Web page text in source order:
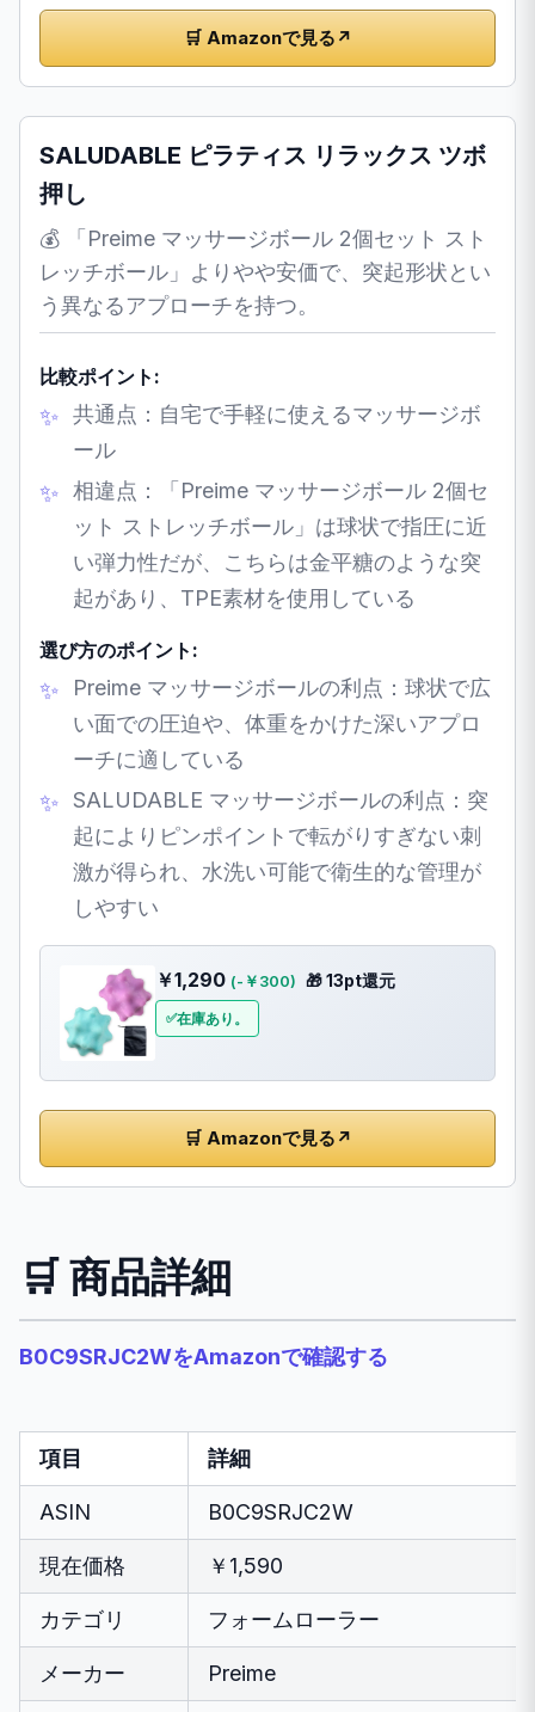
🛒 Amazonで見る ↗
SALUDABLE ピラティス リラックス ツボ
押し
💰 「Preime マッサージボール 2個セット スト
レッチボール」よりやや安価で、突起形状とい
う異なるアプローチを持つ。
比較ポイント:
共通点：自宅で手軽に使えるマッサージボ
ール
相違点：「Preime マッサージボール 2個セ
ット ストレッチボール」は球状で指圧に近
い弾力性だが、こちらは金平糖のような突
起があり、TPE素材を使用している
選び方のポイント:
Preime マッサージボールの利点：球状で広
い面での圧迫や、体重をかけた深いアプロ
ーチに適している
SALUDABLE マッサージボールの利点：突
起によりピンポイントで転がりすぎない刺
激が得られ、水洗い可能で衛生的な管理が
しやすい
￥1,290 (-￥300) 🎁 13pt還元
在庫あり。
🛒 Amazonで見る ↗
🛒 商品詳細
B0C9SRJC2WをAmazonで確認する
項目 詳細
ASIN B0C9SRJC2W
現在価格 ￥1,590
カテゴリ フォームローラー
メーカー Preime